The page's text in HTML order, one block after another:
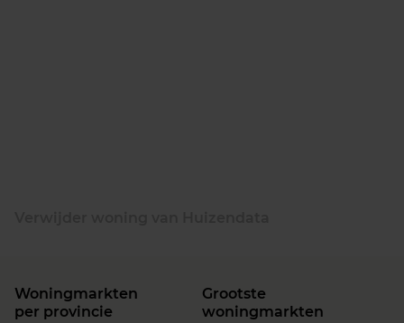
Woningmarkten
per provincie
Grootste
woningmarkten